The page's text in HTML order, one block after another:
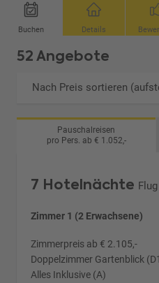
Buchen Details
52 Angebote
Nach Preis sortieren
Pauschalreisen
pro Pers. ab € 1.052,-
7 Hotelnächte
Zimmer 1 (2 Erwachsene)
Zimmerpreis ab € 2.105,-
Doppelzimmer Gartenblick
Alles Inklusive (A)